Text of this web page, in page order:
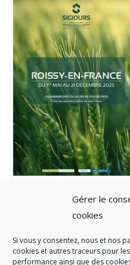
Gérer le
cookies
Si vous y consentez, nous et nos
cookies et autres traceurs pour
performance ainsi que des
A SAVOIR